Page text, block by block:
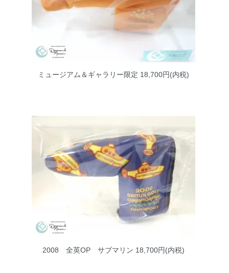
ミュージアム＆ギャラリー限定 18,700円(内税)
2008 全英OP サブマリン 18,700円(内税)